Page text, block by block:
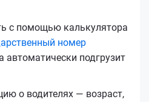
с помощью калькулятора
номер
автоматически подгрузит
о водителях — возраст,